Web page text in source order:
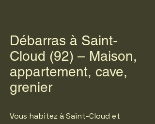
Débarras à Saint-
Cloud (92) – Maison,
appartement, cave,
grenier
Vous habitez à Saint-Cloud et